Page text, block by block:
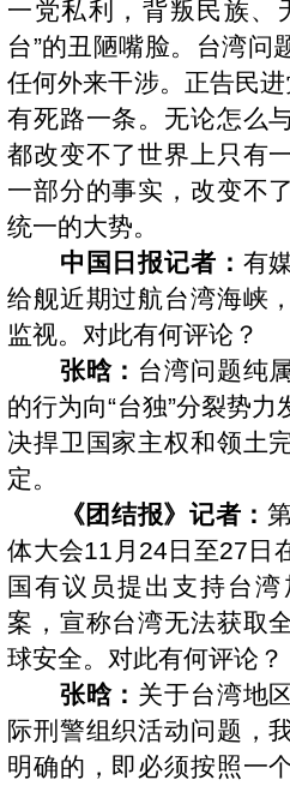
一党私利，背叛民族、
台”的丑陋嘴脸。台湾问
任何外来干涉。正告民进
有死路一条。无论怎么
都改变不了世界上只有
一部分的事实，改变不
统一的大势。
中国日报记者： 有
给舰近期过航台湾海峡
监视。对此有何评论？
张晗： 台湾问题纯
的行为向“台独”分裂势
决捍卫国家主权和领土
定。
《团结报》记者：
体大会11月24日至27日
国有议员提出支持台
案，宣称台湾无法获取
球安全。对此有何评论？
张晗： 关于台湾地
际刑警组织活动问题，
明确的，即必须按照一